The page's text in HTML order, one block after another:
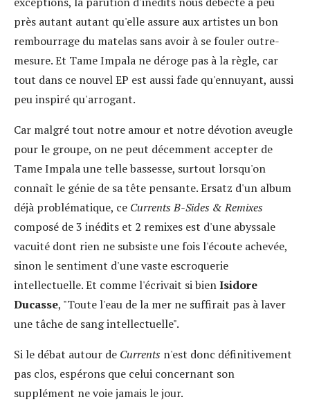
près autant autant qu'elle assure aux artistes un bon
rembourrage du matelas sans avoir à se fouler outre-
mesure. Et Tame Impala ne déroge pas à la règle, car
tout dans ce nouvel EP est aussi fade qu'ennuyant, aussi
peu inspiré qu'arrogant.
Car malgré tout notre amour et notre dévotion aveugle
pour le groupe, on ne peut décemment accepter de
Tame Impala une telle bassesse, surtout lorsqu'on
connaît le génie de sa tête pensante. Ersatz d'un album
déjà problématique, ce Currents B-Sides & Remixes
composé de 3 inédits et 2 remixes est d'une abyssale
vacuité dont rien ne subsiste une fois l'écoute achevée,
sinon le sentiment d'une vaste escroquerie
intellectuelle. Et comme l'écrivait si bienIsidore
Ducasse, "Toute l'eau de la mer ne suffirait pas à laver
une tâche de sang intellectuelle".
Si le débat autour de Currents n'est donc définitivement
pas clos, espérons que celui concernant son
supplément ne voie jamais le jour.